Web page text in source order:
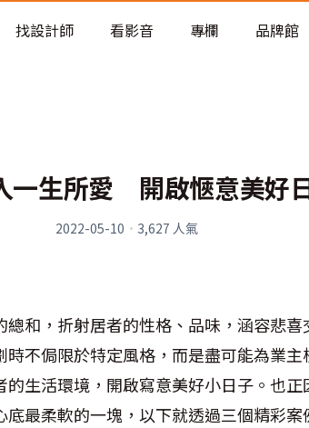
老屋預算分配與高 CP 值煥新術
找設計師 看影音 專欄 品牌館
一生所愛 開啟愜意美好
2022-05-10 · 3,627 人氣
和，折射居者的性格、品味，涵容悲
不侷限於特定風格，而是盡可能為業
生活環境，開啟寫意美好小日子。也
最柔軟的一塊，以下就透過三個精彩